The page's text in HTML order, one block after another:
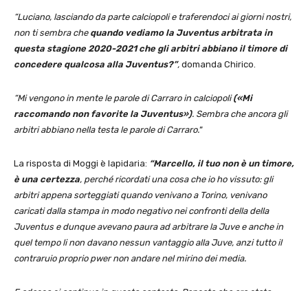
“Luciano, lasciando da parte calciopoli e traferendoci ai giorni nostri,
non ti sembra che quando vediamo la Juventus arbitrata in
questa stagione 2020-2021 che gli arbitri abbiano il timore di
concedere qualcosa alla Juventus?”, domanda Chirico.
“Mi vengono in mente le parole di Carraro in calciopoli(«Mi
raccomando non favorite la Juventus»). Sembra che ancora gli
arbitri abbiano nella testa le parole di Carraro.”
La risposta di Moggi è lapidaria: “Marcello, il tuo non è un timore,
è una certezza, perché ricordati una cosa che io ho vissuto: gli
arbitri appena sorteggiati quando venivano a Torino, venivano
caricati dalla stampa in modo negativo nei confronti della della
Juventus e dunque avevano paura ad arbitrare la Juve e anche in
quel tempo li non davano nessun vantaggio alla Juve, anzi tutto il
contraruio proprio pwer non andare nel mirino dei media.